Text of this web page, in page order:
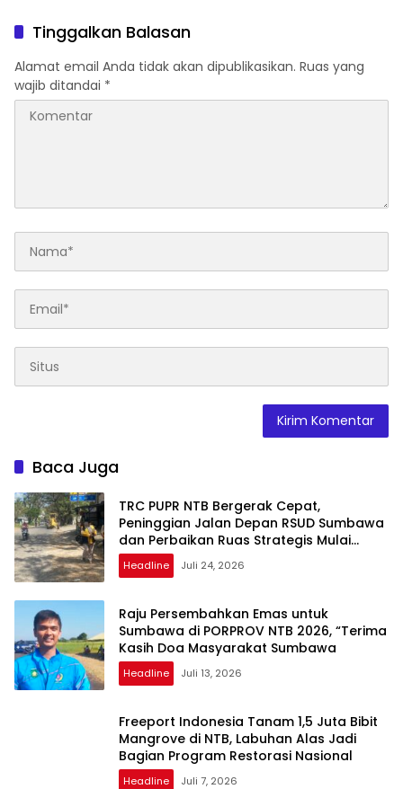
Pencarian Intensif
Tinggalkan Balasan
Alamat email Anda tidak akan dipublikasikan. Ruas yang
wajib ditandai *
Baca Juga
TRC PUPR NTB Bergerak Cepat,
Peninggian Jalan Depan RSUD Sumbawa
dan Perbaikan Ruas Strategis Mulai
Dikerjakan
Headline Juli 24, 2026
Raju Persembahkan Emas untuk
Sumbawa di PORPROV NTB 2026, “Terima
Kasih Doa Masyarakat Sumbawa
Headline Juli 13, 2026
Freeport Indonesia Tanam 1,5 Juta Bibit
Mangrove di NTB, Labuhan Alas Jadi
Bagian Program Restorasi Nasional
Headline Juli 7, 2026